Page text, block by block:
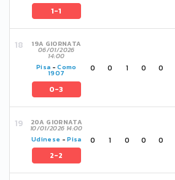
1-1
19A GIORNATA
06/01/2026
14:00
Pisa -Como
1907
0-3
0 0 1 0 0
20A GIORNATA
10/01/2026 14:00
Udinese -Pisa
2-2
0 1 0 0 0